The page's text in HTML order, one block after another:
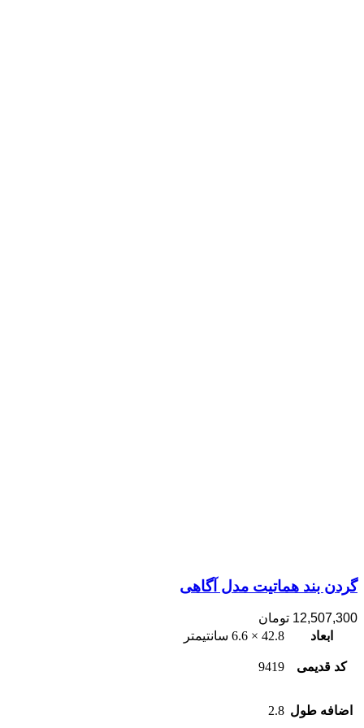
گردن بند هماتیت مدل آگاهی
12,507,300 تومان
ابعاد
42.8 × 6.6 سانتیمتر
کد قدیمی 9419
اضافه طول 2.8